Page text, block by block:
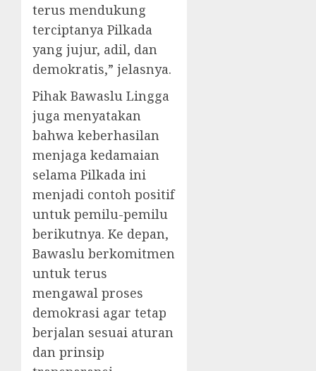
terus mendukung
terciptanya Pilkada
yang jujur, adil, dan
demokratis,” jelasnya.
Pihak Bawaslu Lingga
juga menyatakan
bahwa keberhasilan
menjaga kedamaian
selama Pilkada ini
menjadi contoh positif
untuk pemilu-pemilu
berikutnya. Ke depan,
Bawaslu berkomitmen
untuk terus
mengawal proses
demokrasi agar tetap
berjalan sesuai aturan
dan prinsip